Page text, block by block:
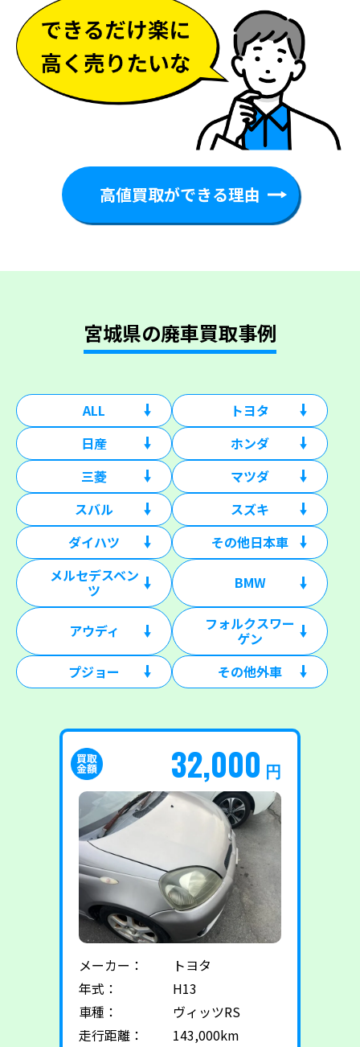
高値買取ができる理由
宮城県の廃車買取事例
ALL
トヨタ
日産
ホンダ
三菱
マツダ
スバル
スズキ
ダイハツ
その他日本車
メルセデスベン
ツ BMW
アウディ フォルクスワー
ゲン
プジョー
その他外車
32,000 円
メーカー：
トヨタ
年式：
H13
車種：
ヴィッツRS
走行距離：
143,000km